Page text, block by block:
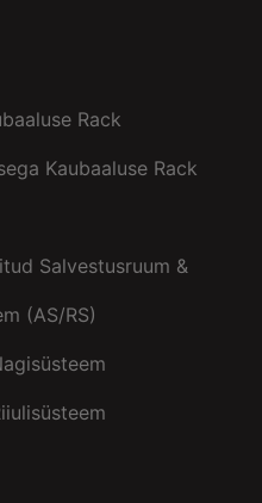
Rack
Kaubaaluse Rack
Salvestusruum &
(AS/RS)